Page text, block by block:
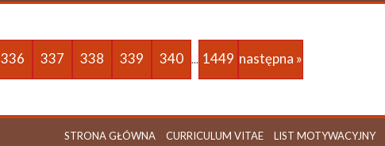
336 337 338 339 340 ... 1449 następna »
STRONA GŁÓWNA CURRICULUM VITAE LIST MOTYWACYJNY